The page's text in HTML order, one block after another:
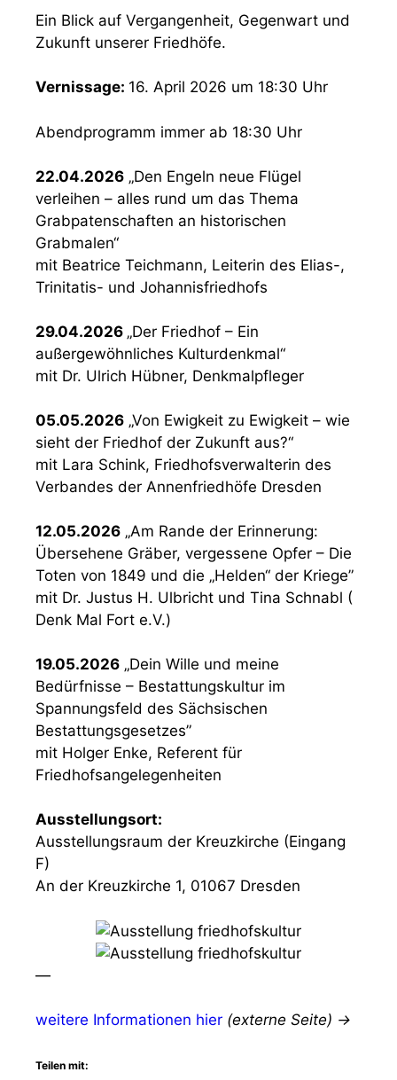
Ein Blick auf Vergangenheit, Gegenwart und
Zukunft unserer Friedhöfe.
Vernissage: 16. April 2026 um 18:30 Uhr
Abendprogramm immer ab 18:30 Uhr
22.04.2026 „Den Engeln neue Flügel
verleihen – alles rund um das Thema
Grabpatenschaften an historischen
Grabmalen“
mit Beatrice Teichmann, Leiterin des Elias-,
Trinitatis- und Johannisfriedhofs
29.04.2026 „Der Friedhof – Ein
außergewöhnliches Kulturdenkmal“
mit Dr. Ulrich Hübner, Denkmalpfleger
05.05.2026 „Von Ewigkeit zu Ewigkeit – wie
sieht der Friedhof der Zukunft aus?“
mit Lara Schink, Friedhofsverwalterin des
Verbandes der Annenfriedhöfe Dresden
12.05.2026 „Am Rande der Erinnerung:
Übersehene Gräber, vergessene Opfer – Die
Toten von 1849 und die „Helden“ der Kriege”
mit Dr. Justus H. Ulbricht und Tina Schnabl (
Denk Mal Fort e.V.)
19.05.2026 „Dein Wille und meine
Bedürfnisse – Bestattungskultur im
Spannungsfeld des Sächsischen
Bestattungsgesetzes”
mit Holger Enke, Referent für
Friedhofsangelegenheiten
Ausstellungsort:
Ausstellungsraum der Kreuzkirche (Eingang
F)
An der Kreuzkirche 1, 01067 Dresden
—
weitere Informationen hier (externe Seite) →
Teilen mit: